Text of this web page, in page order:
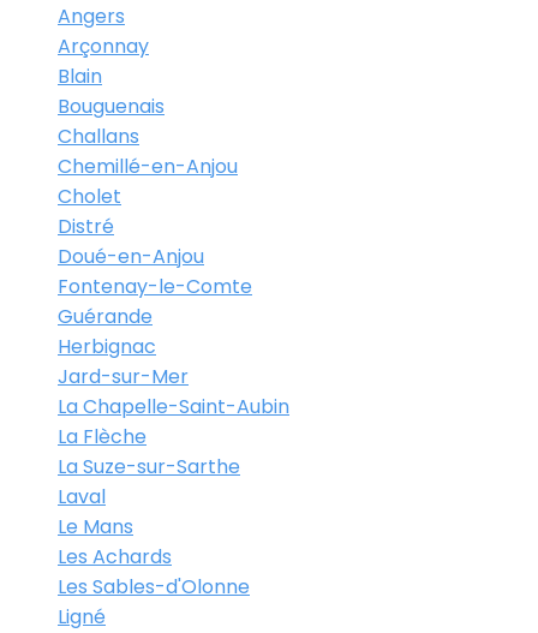
Angers
Arçonnay
Blain
Bouguenais
Challans
Chemillé-en-Anjou
Cholet
Distré
Doué-en-Anjou
Fontenay-le-Comte
Guérande
Herbignac
Jard-sur-Mer
La Chapelle-Saint-Aubin
La Flèche
La Suze-sur-Sarthe
Laval
Le Mans
Les Achards
Les Sables-d'Olonne
Ligné